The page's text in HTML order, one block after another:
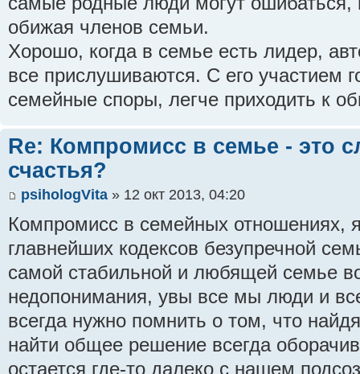
обижая членов семьи.
Хорошо, когда в семье есть лидер,
все прислушиваются. С его участием
семейные споры, легче приходить к
Re: Компромисс в семье - это
счастья?
psihologVita » 12 окт 2013, 04:20
Компромисс в семейных отношениях,
главнейших кодексов безупречной
самой стабильной и любящей семье
недопонимания, увы все мы люди и
всегда нужно помнить о том, что
найти общее решение всегда
остается где-то далеко с нашем